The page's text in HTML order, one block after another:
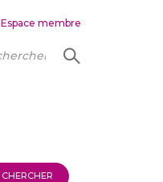
Espace membre
CHERCHER